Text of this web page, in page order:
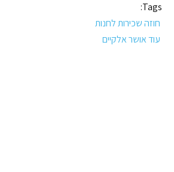
Tags:
חוזה שכירות לחנות
עוד אושר אלקיים